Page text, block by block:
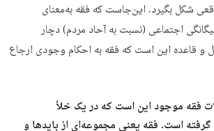
شکل بگیرد. این‌جاست که فقه به‌معنای
اجتماعی (نسبت به آحاد مردم) دچار
قاعده این است که فقه به احکام وجودی ارجاع
فقه موجود این است که در یک خلأ
است. فقه یعنی مجموعه‌ای از بایدها و